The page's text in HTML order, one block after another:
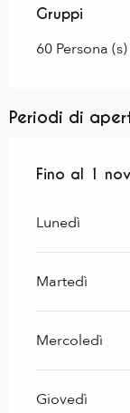
Gruppi
Gruppi
60 Persona
Periodi di
Dal15
Fino al 1
Lunedì
Martedì
Mercoledì
Giovedì